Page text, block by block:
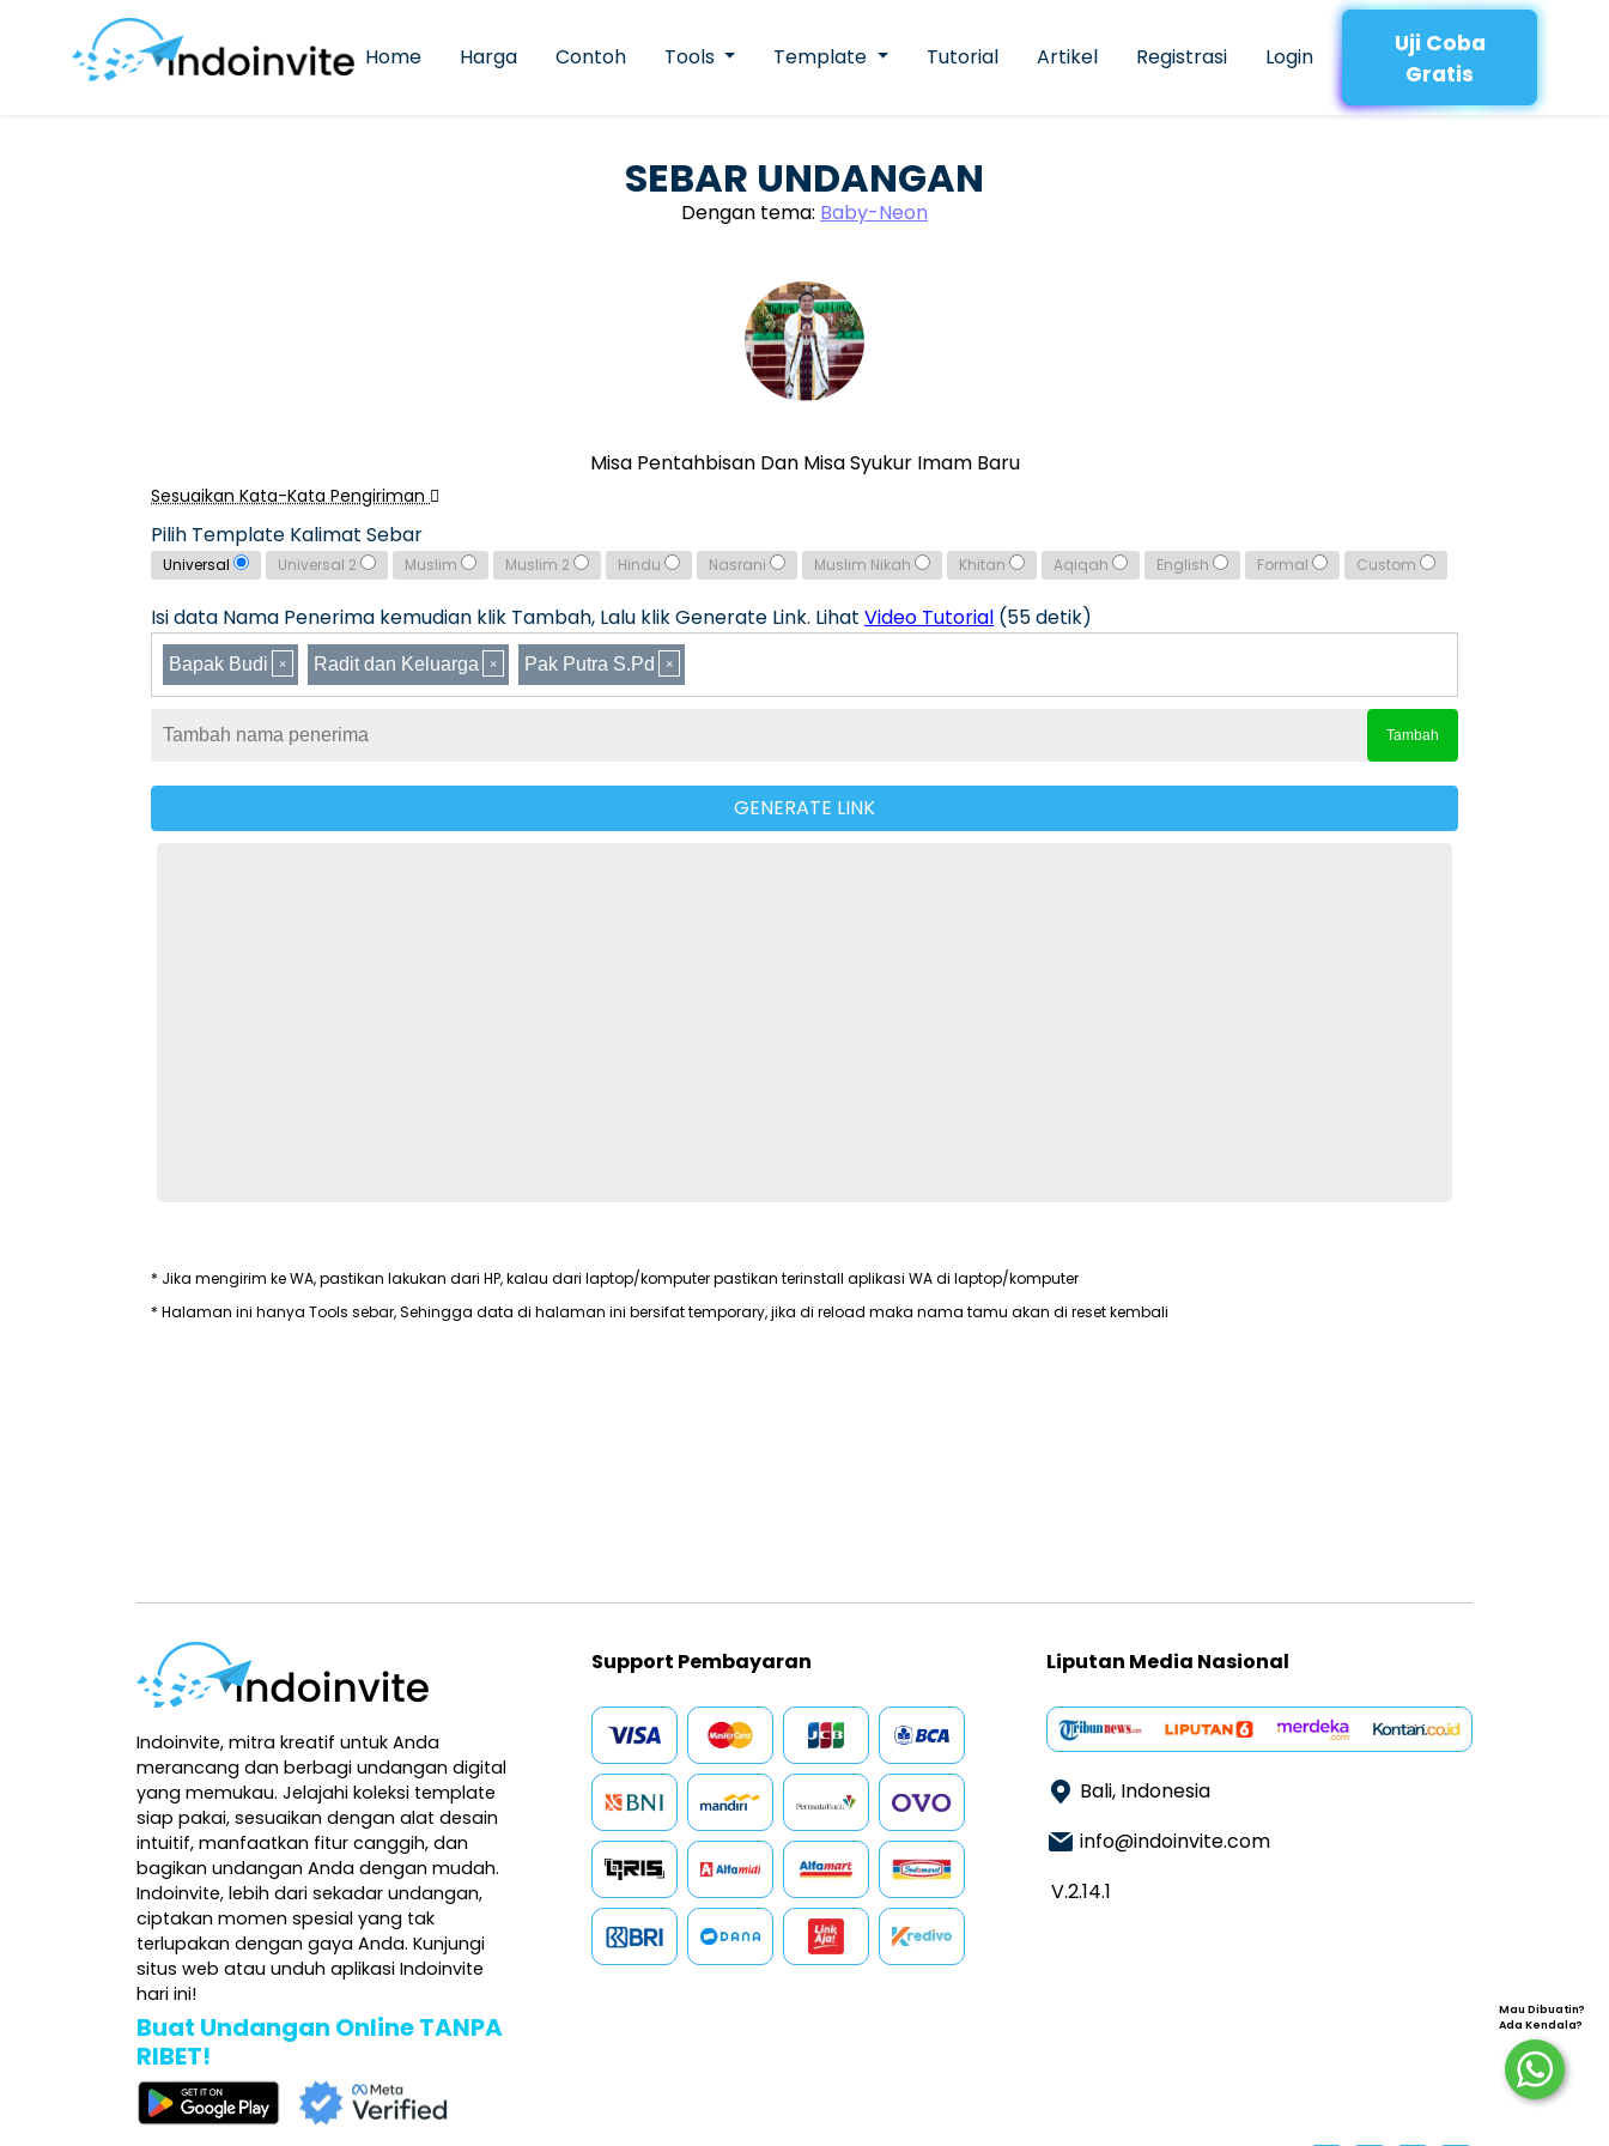
Home Harga Contoh Tools Template Tutorial Artikel Registrasi Login
Uji Coba
Gratis
SEBAR UNDANGAN
Dengan tema: Baby-Neon
Misa Pentahbisan Dan Misa Syukur Imam Baru
Sesuaikan Kata-Kata Pengiriman
Pilih Template Kalimat Sebar
Universal Universal 2 Muslim Muslim 2 Hindu Nasrani Muslim Nikah Khitan Aqiqah English Formal Custom
Isi data Nama Penerima kemudian klik Tambah, Lalu klik Generate Link. Lihat Video Tutorial (55 detik)
Bapak Budi Radit dan Keluarga Pak Putra S.Pd
Tambah
GENERATE LINK
* Jika mengirim ke WA, pastikan lakukan dari HP, kalau dari laptop/komputer pastikan terinstall aplikasi WA di laptop/komputer
* Halaman ini hanya Tools sebar, Sehingga data di halaman ini bersifat temporary, jika di reload maka nama tamu akan di reset kembali
Indoinvite, mitra kreatif untuk Anda
merancang dan berbagi undangan digital
yang memukau. Jelajahi koleksi template
siap pakai, sesuaikan dengan alat desain
intuitif, manfaatkan fitur canggih, dan
bagikan undangan Anda dengan mudah.
Indoinvite, lebih dari sekadar undangan,
ciptakan momen spesial yang tak
terlupakan dengan gaya Anda. Kunjungi
situs web atau unduh aplikasi Indoinvite
hari ini!
Buat Undangan Online TANPA
RIBET!
Support Pembayaran Liputan Media Nasional
Bali, Indonesia
info@indoinvite.com
V.2.14.1
Mau Dibuatin?
Ada Kendala?